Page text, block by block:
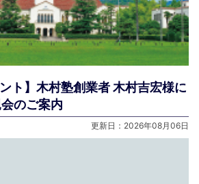
ト】木村塾創業者 木村吉宏様に
のご案内
更新日：2026年08月06日